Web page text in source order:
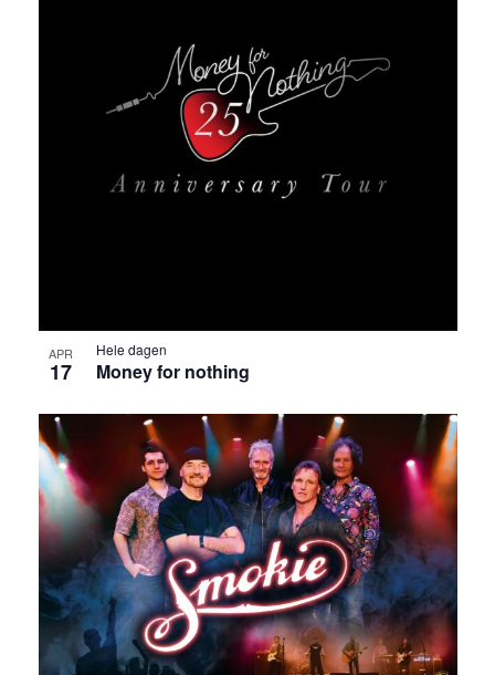
APR
17
Hele dagen
Money for nothing